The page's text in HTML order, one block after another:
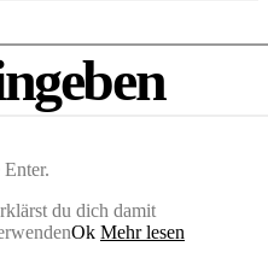
du dich damit
Ok Mehr lesen